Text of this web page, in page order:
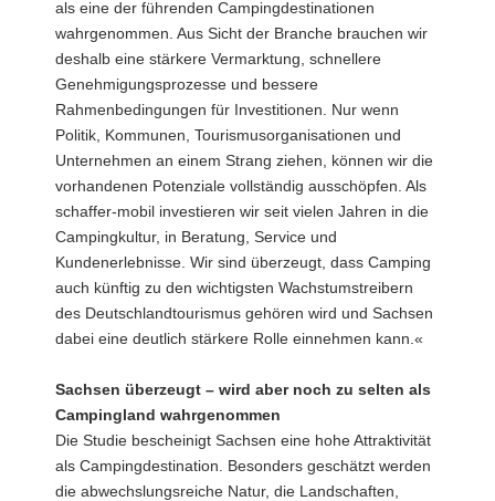
als eine der führenden Campingdestinationen
wahrgenommen. Aus Sicht der Branche brauchen wir
deshalb eine stärkere Vermarktung, schnellere
Genehmigungsprozesse und bessere
Rahmenbedingungen für Investitionen. Nur wenn
Politik, Kommunen, Tourismusorganisationen und
Unternehmen an einem Strang ziehen, können wir die
vorhandenen Potenziale vollständig ausschöpfen. Als
schaffer-mobil investieren wir seit vielen Jahren in die
Campingkultur, in Beratung, Service und
Kundenerlebnisse. Wir sind überzeugt, dass Camping
auch künftig zu den wichtigsten Wachstumstreibern
des Deutschlandtourismus gehören wird und Sachsen
dabei eine deutlich stärkere Rolle einnehmen kann.«
Sachsen überzeugt – wird aber noch zu selten als
Campingland wahrgenommen
Die Studie bescheinigt Sachsen eine hohe Attraktivität
als Campingdestination. Besonders geschätzt werden
die abwechslungsreiche Natur, die Landschaften,